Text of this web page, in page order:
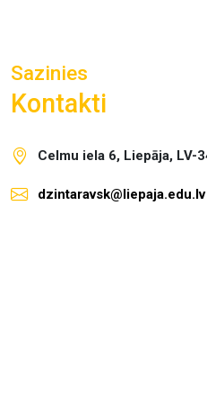
Sazinies
Kontakti
Celmu iela 6, Liepāja, LV-
dzintaravsk@liepaja.edu.lv